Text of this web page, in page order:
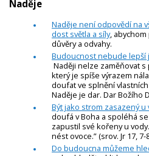
Naděje
Naděje není odpovědí na
dost světla a síly,
důvěry a odvahy.
Budoucnost nebude
Naději nelze zaměňovat
který je spíše výrazem
doufat ve splnění
Naděje je dar. Dar Božího
Být jako strom zasazený
doufá v Boha a spoléhá
zapustil své kořeny u
nést ovoce.” (srov. Jr 17, 7-
Do budoucna můžeme